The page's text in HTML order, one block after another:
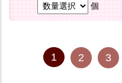
個
1 2 3